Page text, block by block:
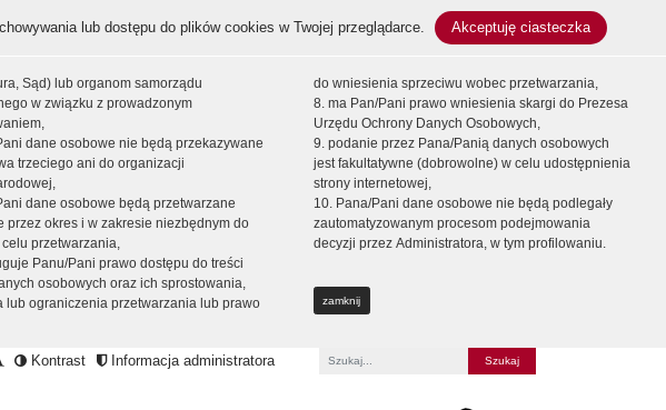
lub dostępu do plików cookies w Twojej przeglądarce. Akceptuję ciasteczka
Sąd) lub organom samorządu
w związku z prowadzonym
dane osobowe nie będą przekazywane
trzeciego ani do organizacji
dane osobowe będą przetwarzane
przez okres i w zakresie niezbędnym do
przetwarzania,
Panu/Pani prawo dostępu do treści
osobowych oraz ich sprostowania,
lub ograniczenia przetwarzania lub prawo
do wniesienia sprzeciwu wobec przetwarzania,
8. ma Pan/Pani prawo wniesienia skargi do Prezesa
Urzędu Ochrony Danych Osobowych,
9. podanie przez Pana/Panią danych osobowych
jest fakultatywne (dobrowolne) w celu udostępnienia
strony internetowej,
10. Pana/Pani dane osobowe nie będą podlegały
zautomatyzowanym procesom podejmowania
decyzji przez Administratora, w tym profilowaniu.
zamknij
Kontrast
Informacja administratora